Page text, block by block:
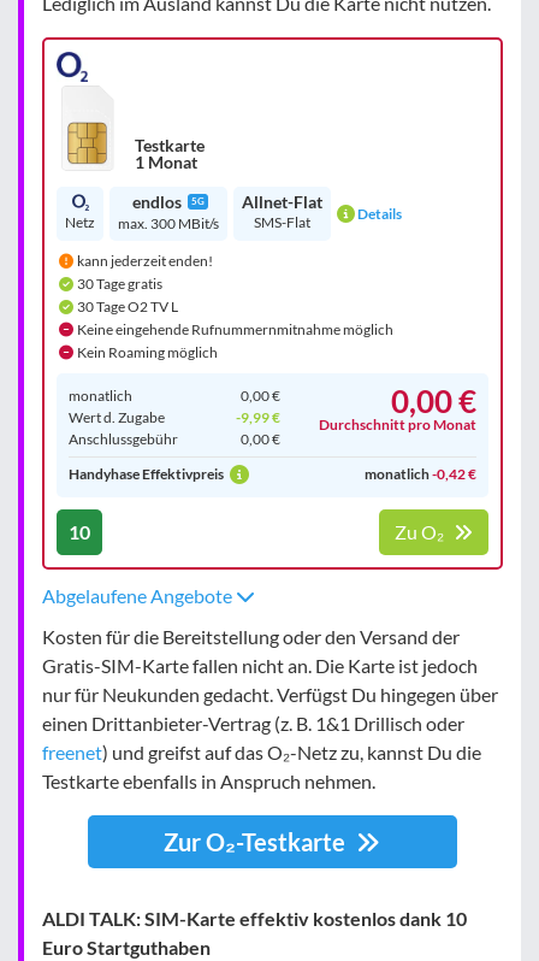
Testkarte
1 Monat
Netz
endlos 5G
max. 300 MBit/s
Allnet-Flat
SMS-Flat Details
kann jederzeit enden!
30 Tage gratis
30 Tage O2 TV L
Keine eingehende Rufnummernmitnahme möglich
Kein Roaming möglich
monatlich
0,00 €
Wert d. Zugabe
-9,99 €
Anschluss­gebühr
0,00 €
0,00 €
Durchschnitt pro Monat
Handyhase Effektivpreis monatlich-0,42 €
10 Zu O₂
Abgelaufene Angebote
Kosten für die Bereitstellung oder den Versand der
Gratis-SIM-Karte fallen nicht an. Die Karte ist jedoch
nur für Neukunden gedacht. Verfügst Du hingegen über
einen Drittanbieter-Vertrag (z. B. 1&1 Drillisch oder
freenet) und greifst auf das O₂-Netz zu, kannst Du die
Testkarte ebenfalls in Anspruch nehmen.
Zur O₂-Testkarte
ALDI TALK: SIM-Karte effektiv kostenlos dank 10
Euro Startguthaben